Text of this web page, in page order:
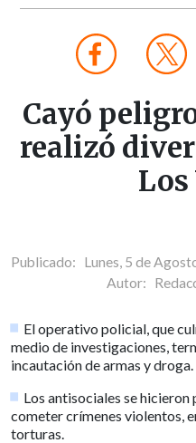
Cayó
realizó
Publicado: Lunes, 5 de
Autor:
El operativo policial, que
medio de investigaciones,
incautación de armas y droga.
Los antisociales se
cometer crímenes violentos,
torturas.